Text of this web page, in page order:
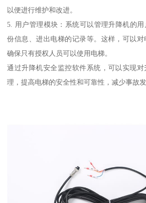
以便进行维护和改进。
5. 用户管理模块：系统可以管理升降机的
份信息、进出电梯的记录等。这样，可以对
确保只有授权人员可以使用电梯。
通过升降机安全监控软件系统，可以实现
理，提高电梯的安全性和可靠性，减少事故发